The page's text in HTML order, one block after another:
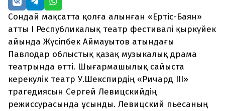
Сондай мақсатта қолға алынған «Ертіс-Баян»
атты I Республикалық театр фестивалі қыркүйек
айында Жүсіпбек Аймауытов атындағы
Павлодар облыстық қазақ музыкалық драма
театрында өтті. Шығармашылық сайыста
керекулік театр У.Шекспирдің «Ричард III»
трагедиясын Сергей Левицскийдің
режиссурасында ұсынды. Левицский пьесаның